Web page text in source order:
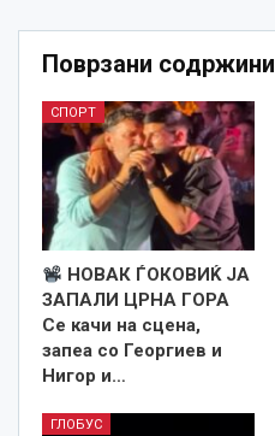
Поврзани содржини
СПОРТ
НОВАК ЃОКОВИЌ ЈА
ЗАПАЛИ ЦРНА ГОРА
Се качи на сцена,
запеа со Георгиев и
Нигор и…
ГЛОБУС